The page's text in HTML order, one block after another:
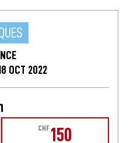
OCT 2022
CHF 150